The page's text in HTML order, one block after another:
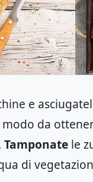
e
da
Tamponate le
di